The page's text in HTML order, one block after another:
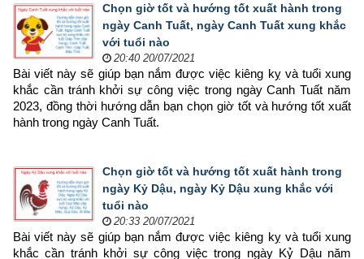
Chọn giờ tốt và hướng tốt xuất hành trong
ngày Canh Tuất, ngày Canh Tuất xung khắc
với tuổi nào
20:40 20/07/2021
Bài viết này sẽ giúp bạn nắm được việc kiêng kỵ và tuổi xung
khắc cần tránh khởi sự công việc trong ngày Canh Tuất năm
2023, đồng thời hướng dẫn bạn chọn giờ tốt và hướng tốt xuất
hành trong ngày Canh Tuất.
Chọn giờ tốt và hướng tốt xuất hành trong
ngày Kỷ Dậu, ngày Kỷ Dậu xung khắc với
tuổi nào
20:33 20/07/2021
Bài viết này sẽ giúp bạn nắm được việc kiêng kỵ và tuổi xung
khắc cần tránh khởi sự công việc trong ngày Kỷ Dậu năm